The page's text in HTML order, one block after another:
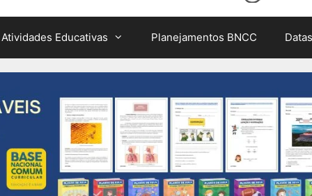
Atividades Educativas Planejamentos BNCC